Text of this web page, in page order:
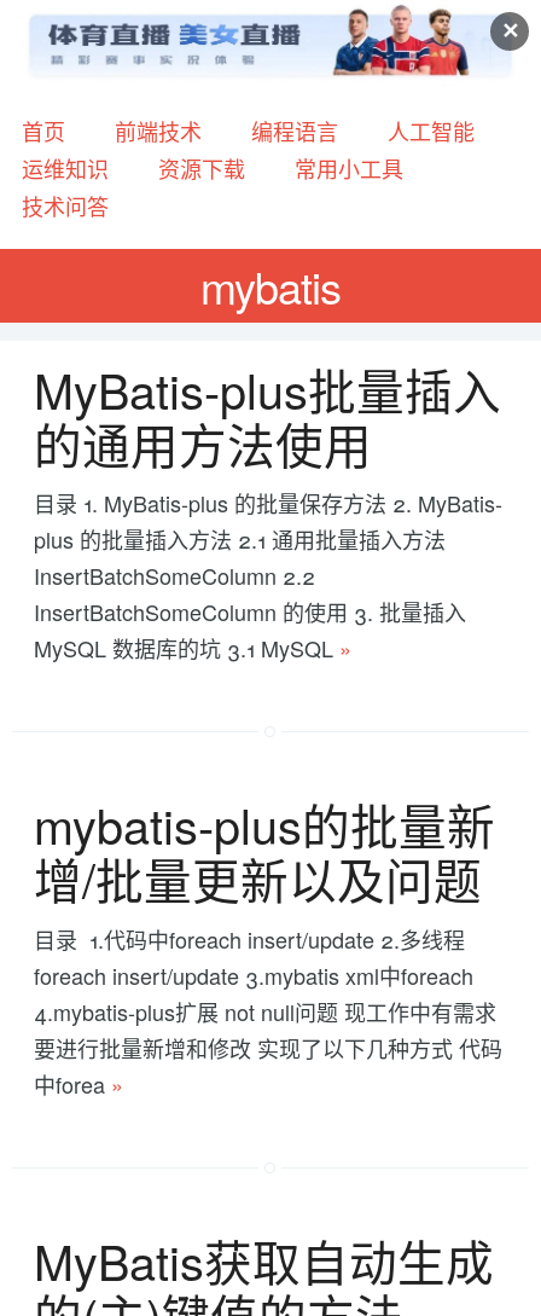
✕
首页 前端技术 编程语言
人工智能
运维知识
资源下载
常用小工具
技术问答
mybatis
MyBatis-plus批量插入
的通用方法使用
目录 1. MyBatis-plus 的批量保存方法 2. MyBatis-
plus 的批量插入方法 2.1 通用批量插入方法
InsertBatchSomeColumn 2.2
InsertBatchSomeColumn 的使用 3. 批量插入
MySQL 数据库的坑 3.1 MySQL »
mybatis-plus的批量新
增/批量更新以及问题
目录 1.代码中foreach insert/update 2.多线程
foreach insert/update 3.mybatis xml中foreach
4.mybatis-plus扩展 not null问题 现工作中有需求
要进行批量新增和修改 实现了以下几种方式 代码
中forea »
MyBatis获取自动生成